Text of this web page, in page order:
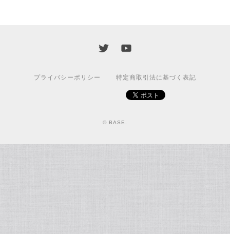
プライバシーポリシー 特定商取引法に基づく表記
© BASE.